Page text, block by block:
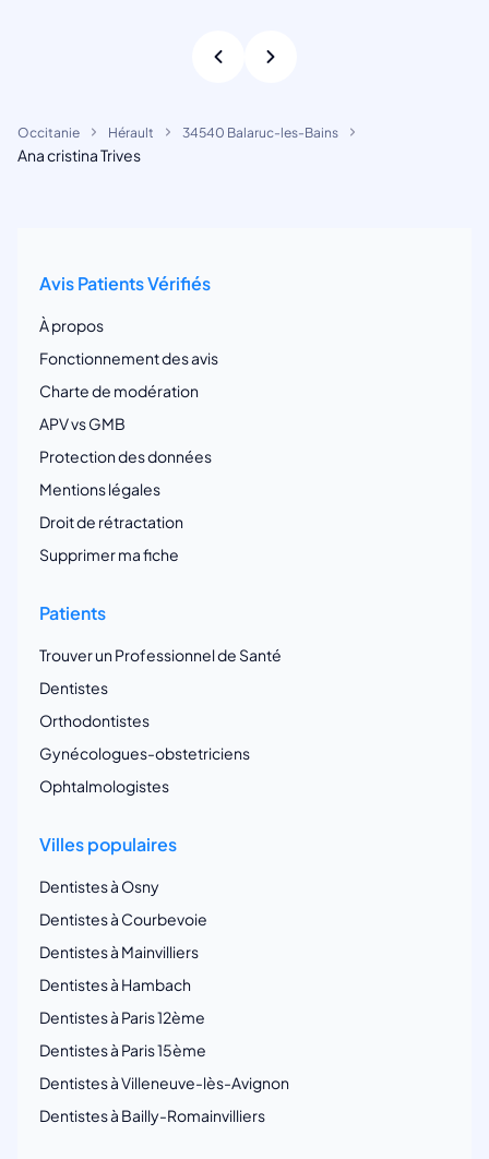
Occitanie Hérault 34540 Balaruc-les-Bains
Ana cristina Trives
Avis Patients Vérifiés
À propos
Fonctionnement des avis
Charte de modération
APV vs GMB
Protection des données
Mentions légales
Droit de rétractation
Supprimer ma fiche
Patients
Trouver un Professionnel de Santé
Dentistes
Orthodontistes
Gynécologues-obstetriciens
Ophtalmologistes
Villes populaires
Dentistes à Osny
Dentistes à Courbevoie
Dentistes à Mainvilliers
Dentistes à Hambach
Dentistes à Paris 12ème
Dentistes à Paris 15ème
Dentistes à Villeneuve-lès-Avignon
Dentistes à Bailly-Romainvilliers